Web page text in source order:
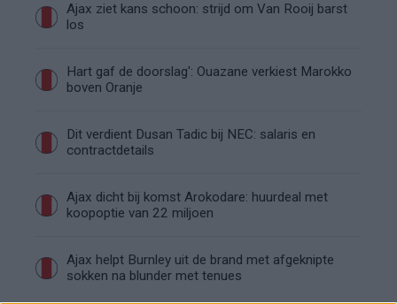
Ajax ziet kans schoon: strijd om Van Rooij barst
los
Hart gaf de doorslag': Ouazane verkiest Marokko
boven Oranje
Dit verdient Dusan Tadic bij NEC: salaris en
contractdetails
Ajax dicht bij komst Arokodare: huurdeal met
koopoptie van 22 miljoen
Ajax helpt Burnley uit de brand met afgeknipte
sokken na blunder met tenues